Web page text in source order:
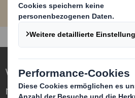
Verpackungen für eine
neu definieren